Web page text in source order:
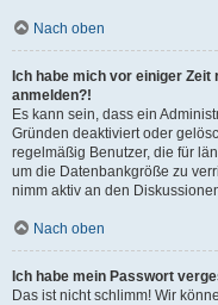
Nach oben
Ich habe mich vor einiger
anmelden?!
Es kann sein, dass ein
Gründen deaktiviert oder
regelmäßig Benutzer, die für
um die Datenbankgröße zu
nimm aktiv an den
Nach oben
Ich habe mein Passwort
Das ist nicht schlimm! Wir